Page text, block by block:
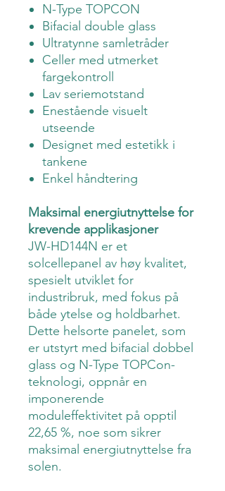
N-Type TOPCON
Bifacial double glass
Ultratynne samletråder
Celler med utmerket
fargekontroll
Lav seriemotstand
Enestående visuelt
utseende
Designet med estetikk i
tankene
Enkel håndtering
Maksimal energiutnyttelse for
krevende applikasjoner
JW-HD144N er et
solcellepanel av høy kvalitet,
spesielt utviklet for
industribruk, med fokus på
både ytelse og holdbarhet.
Dette helsorte panelet, som
er utstyrt med bifacial dobbel
glass og N-Type TOPCon-
teknologi, oppnår en
imponerende
moduleffektivitet på opptil
22,65 %, noe som sikrer
maksimal energiutnyttelse fra
solen.